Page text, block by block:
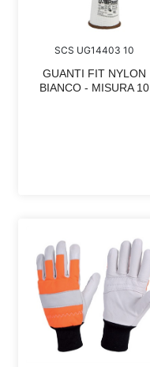
SCS UG14403 10
GUANTI FIT NYLON
BIANCO - MISURA 10